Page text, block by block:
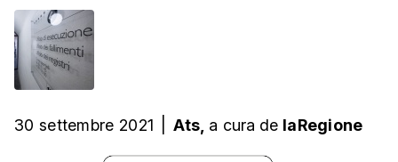
30 settembre 2021 Ats, a cura de laRegione